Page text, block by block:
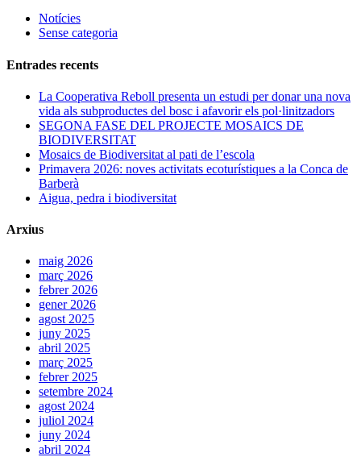
Notícies
Sense categoria
Entrades recents
La Cooperativa Reboll presenta un estudi per donar una nova
vida als subproductes del bosc i afavorir els pol·linitzadors
SEGONA FASE DEL PROJECTE MOSAICS DE
BIODIVERSITAT
Mosaics de Biodiversitat al pati de l’escola
Primavera 2026: noves activitats ecoturístiques a la Conca de
Barberà
Aigua, pedra i biodiversitat
Arxius
maig 2026
març 2026
febrer 2026
gener 2026
agost 2025
juny 2025
abril 2025
març 2025
febrer 2025
setembre 2024
agost 2024
juliol 2024
juny 2024
abril 2024